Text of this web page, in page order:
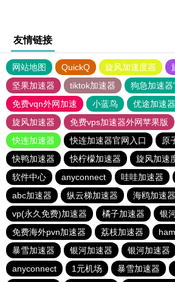
友情链接
网站地图 QuickQ 旋风加速度器
坚果加速器
tiktok加速器
狗急加速器
免费vqn外网加速
小蓝鸟 优途加速
旋风加速器
免费vps加速器外网苹果版
快连加速器
快连加速器官网入口
原
快鸭加速器
快柠檬加速器 旋风加速
软件中心
anyconnect 哇哇加速器
abc加速器
纵云梯加速器
海鸥加速器
vp(永久免费)加速器
橘子加速器 银
免费海外pvn加速器
荔枝加速器
暴雪加速器
银河加速器 银河加速器
anyconnect
1元机场 暴雪加速器